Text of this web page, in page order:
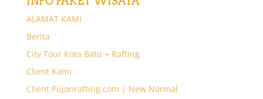
ALAMAT KAMI
Berita
City Tour Kota Batu + Rafting
Client Kami
Client Pujonrafting.com | New Normal